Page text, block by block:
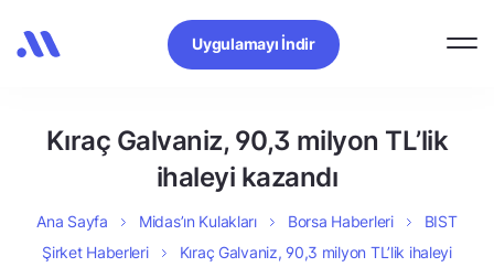
Uygulamayı İndir
Kıraç Galvaniz, 90,3 milyon TL’lik
ihaleyi kazandı
Ana Sayfa Midas’ın Kulakları Borsa Haberleri
BIST
Şirket Haberleri
Kıraç Galvaniz, 90,3 milyon TL’lik ihaleyi